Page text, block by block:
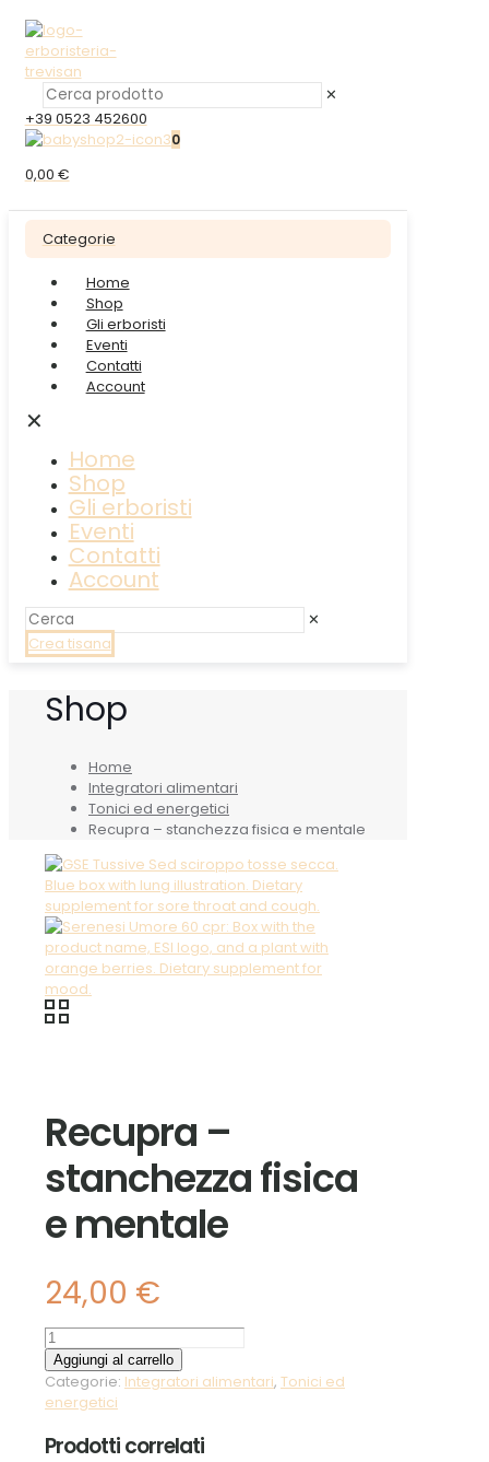
✕
+39 0523 452600
0
0,00 €
Categorie
Home
Shop
Gli erboristi
Eventi
Contatti
Account
✕
Home
Shop
Gli erboristi
Eventi
Contatti
Account
✕
Crea tisana
Shop
Home
Integratori alimentari
Tonici ed energetici
Recupra – stanchezza fisica e mentale
Recupra –
stanchezza fisica
e mentale
24,00 €
Recupra
-
stanchezza
fisica
mentale
Aggiungi al carrello
Categorie: Integratori alimentari, Tonici ed
energetici
Prodotti correlati